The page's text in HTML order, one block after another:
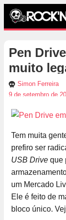
Pen
muito
Simon Ferreira
9 de setembro de
Tem muita
prefiro ser
USB Drive que
um Mercado
Ele é feito de
bloco único.